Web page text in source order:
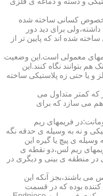
کسانی ساخته شده
برای دید دور
شده اند که پایین تر از
معمولی است.این وضعیت
بتوانند نگاه کنند.این
و یا حتی زه پلاستیکی ساخته
که کمتر متداول می
می سازد که برای
فریمهای ریم
و نه به وسیله ی حدقه نگه
ی پیچ یا گیره این
ریم لس،دو نقطه ی
منطقه ی بینی و دیگری در
می باشند،بجز آنکه این
کننده بوده که در قسمت